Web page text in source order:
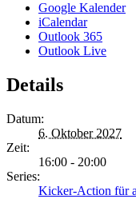
Google Kalender
iCalendar
Outlook 365
Outlook Live
Details
Datum:
6. Oktober 2027
Zeit:
16:00 - 20:00
Series:
Kicker-Action für